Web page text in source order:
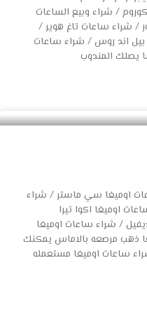
/ شراء وبيع الساعات
/ شراء ساعات تاغ هوير /
بيل اند روس / شراء ساعات
يصلك المندوب
اوميغا سي ماستر / شراء
اوميغا اكوا تيرا
/ شراء ساعات اوميغا
ذهب مرصعه بالاماس يمكنك
ساعات اوميغا مستعمله